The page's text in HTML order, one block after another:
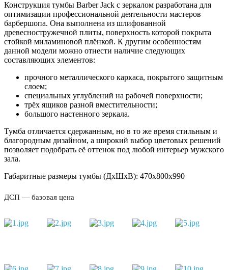
Конструкция тумбы Barber Jack с зеркалом разработана для
оптимизации профессиональной деятельности мастеров
барбершопа. Она выполнена из шлифованной
древесностружечной плиты, поверхность которой покрыта
стойкой миламиновой плёнкой. К другим особенностям
данной модели можно отнести наличие следующих
составляющих элементов:
прочного металлического каркаса, покрытого защитным
слоем;
специальных углублений на рабочей поверхности;
трёх ящиков разной вместительности;
большого настенного зеркала.
Тумба отличается сдержанным, но в то же время стильным и
благородным дизайном, а широкий выбор цветовых решений
позволяет подобрать её оттенок под любой интерьер мужского
зала.
Габаритные размеры тумбы (ДхШхВ): 470х800х990
ДСП — базовая цена